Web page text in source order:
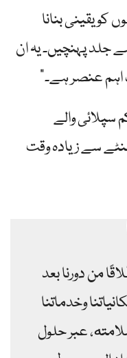
کو یقینی بنانا
پہنچیں۔ یہ ان
عنصر ہے۔”
سپلائی والے
سے زیادہ وقت
من دورنا بعد
وخدماتنا
عبر حلول